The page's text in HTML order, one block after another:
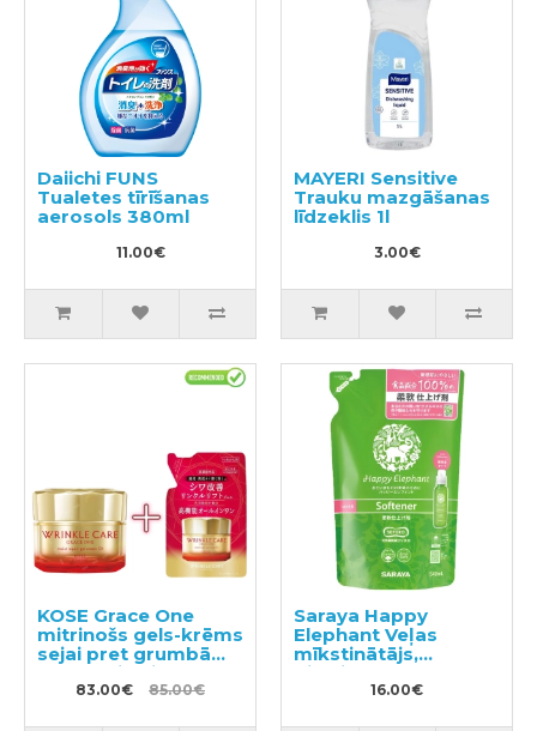
Daiichi FUNS
Tualetes tīrīšanas
aerosols 380ml
11.00€
MAYERI Sensitive
Trauku mazgāšanas
līdzeklis 1l
3.00€
KOSE Grace One
mitrinošs gels-krēms
sejai pret grumbām
100g + pildviela 90g
83.00€ 85.00€
Saraya Happy
Elephant Veļas
mīkstinātājs,
pildviela 540ml
16.00€